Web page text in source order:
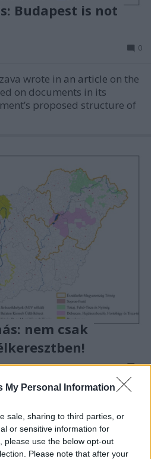
My Personal Information
sale, sharing to third parties, or
or sensitive information for
please use the below opt-out
Please note that after your
Budapest is not
0
wrote in an article on the
on documents in its
proposed structure of
nem csak
4
által előterjesztett uniós
megnyitja az utat az ...